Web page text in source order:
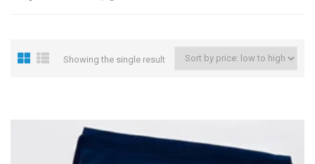
Showing the single result